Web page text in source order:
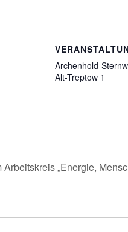
Archenhold-
Alt-Treptow 1
„Energie,